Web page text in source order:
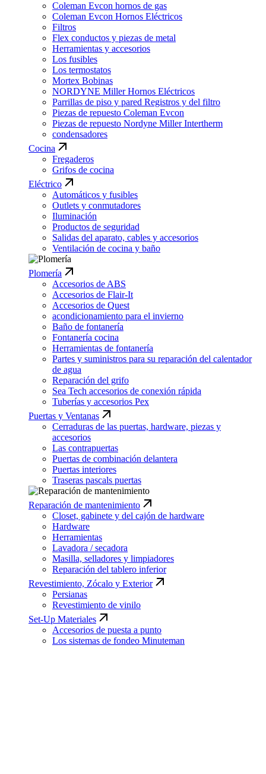
Coleman Evcon hornos de gas
Coleman Evcon Hornos Eléctricos
Filtros
Flex conductos y piezas de metal
Herramientas y accesorios
Los fusibles
Los termostatos
Mortex Bobinas
NORDYNE Miller Hornos Eléctricos
Parrillas de piso y pared Registros y del filtro
Piezas de repuesto Coleman Evcon
Piezas de repuesto Nordyne Miller Intertherm
condensadores
Cocina
Fregaderos
Grifos de cocina
Eléctrico
Automáticos y fusibles
Outlets y conmutadores
Iluminación
Productos de seguridad
Salidas del aparato, cables y accesorios
Ventilación de cocina y baño
Plomería
Accesorios de ABS
Accesorios de Flair-It
Accesorios de Quest
acondicionamiento para el invierno
Baño de fontanería
Fontanería cocina
Herramientas de fontanería
Partes y suministros para su reparación del calentador
de agua
Reparación del grifo
Sea Tech accesorios de conexión rápida
Tuberías y accesorios Pex
Puertas y Ventanas
Cerraduras de las puertas, hardware, piezas y
accesorios
Las contrapuertas
Puertas de combinación delantera
Puertas interiores
Traseras pascals puertas
Reparación de mantenimiento
Closet, gabinete y del cajón de hardware
Hardware
Herramientas
Lavadora / secadora
Masilla, selladores y limpiadores
Reparación del tablero inferior
Revestimiento, Zócalo y Exterior
Persianas
Revestimiento de vinilo
Set-Up Materiales
Accesorios de puesta a punto
Los sistemas de fondeo Minuteman